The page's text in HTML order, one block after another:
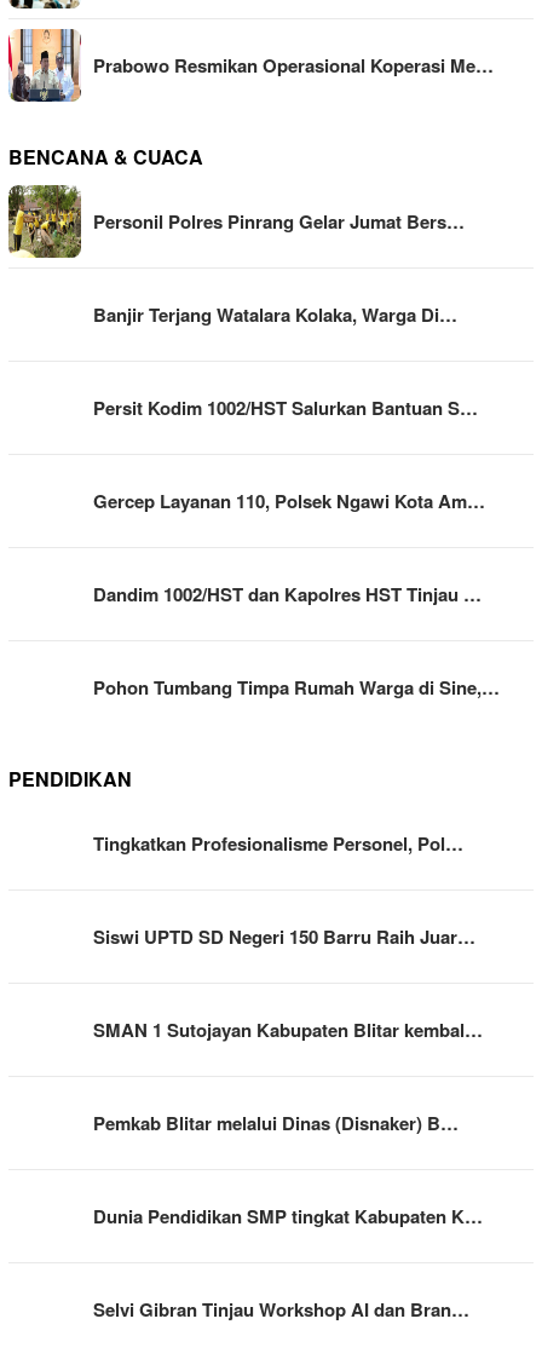
Prabowo Resmikan Operasional Koperasi Me…
BENCANA & CUACA
Personil Polres Pinrang Gelar Jumat Bers…
Banjir Terjang Watalara Kolaka, Warga Di…
Persit Kodim 1002/HST Salurkan Bantuan S…
Gercep Layanan 110, Polsek Ngawi Kota Am…
Dandim 1002/HST dan Kapolres HST Tinjau …
Pohon Tumbang Timpa Rumah Warga di Sine,…
PENDIDIKAN
Tingkatkan Profesionalisme Personel, Pol…
Siswi UPTD SD Negeri 150 Barru Raih Juar…
SMAN 1 Sutojayan Kabupaten Blitar kembal…
Pemkab Blitar melalui Dinas (Disnaker) B…
Dunia Pendidikan SMP tingkat Kabupaten K…
Selvi Gibran Tinjau Workshop AI dan Bran…